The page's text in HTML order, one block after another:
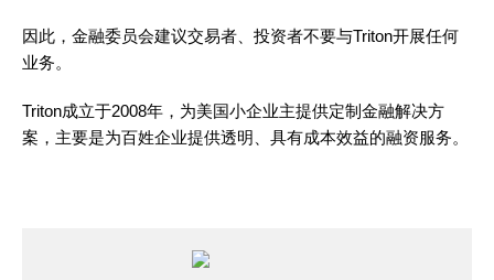
因此，金融委员会建议交易者、投资者不要与Triton开展任何
业务。
Triton成立于2008年，为美国小企业主提供定制金融解决方
案，主要是为百姓企业提供透明、具有成本效益的融资服务。